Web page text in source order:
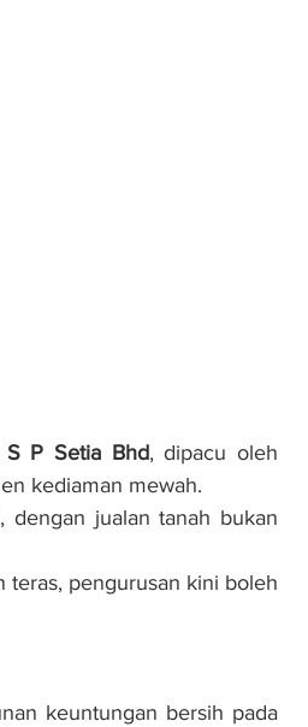
S P Setia Bhd, dipacu oleh
kediaman mewah.
jualan tanah bukan
teras, pengurusan kini boleh
keuntungan bersih pada